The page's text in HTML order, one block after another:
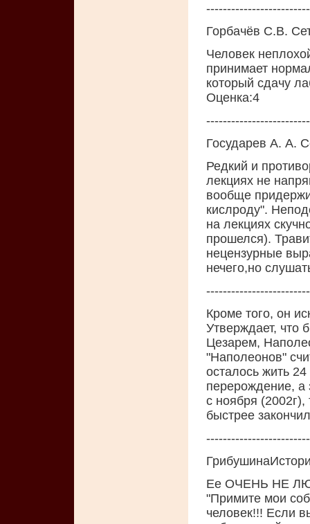
Горбачёв С.В.
Человек
принимает
который сдачу
Oценка:4
Государев А. А.
Редкий и
лекциях не
вообще
кислроду".
на лекциях
прошелся).
нецензурные
нечего,но
Кроме того, он
Утверждает, что
Цезарем,
"Наполеонов"
осталось жить
перерождение, а
с ноября (2002г),
быстрее
Ее ОЧЕНЬ НЕ
"Примите мои
человек!!! Если